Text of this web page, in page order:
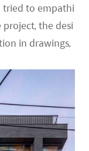
tried to empathi
the desi
in drawings,